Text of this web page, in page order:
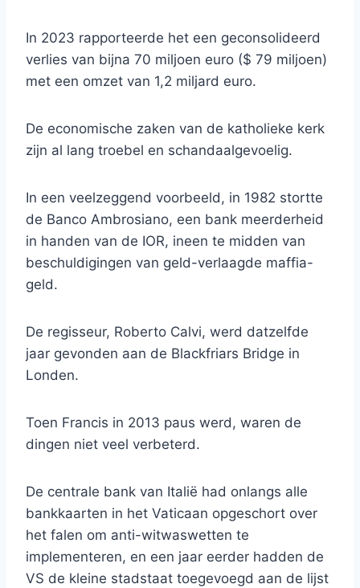
In 2023 rapporteerde het een geconsolideerd
verlies van bijna 70 miljoen euro ($ 79 miljoen)
met een omzet van 1,2 miljard euro.
De economische zaken van de katholieke kerk
zijn al lang troebel en schandaalgevoelig.
In een veelzeggend voorbeeld, in 1982 stortte
de Banco Ambrosiano, een bank meerderheid
in handen van de IOR, ineen te midden van
beschuldigingen van geld-verlaagde maffia-
geld.
De regisseur, Roberto Calvi, werd datzelfde
jaar gevonden aan de Blackfriars Bridge in
Londen.
Toen Francis in 2013 paus werd, waren de
dingen niet veel verbeterd.
De centrale bank van Italië had onlangs alle
bankkaarten in het Vaticaan opgeschort over
het falen om anti-witwaswetten te
implementeren, en een jaar eerder hadden de
VS de kleine stadstaat toegevoegd aan de lijst